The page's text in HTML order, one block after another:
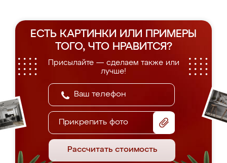
ЕСТЬ КАРТИНКИ ИЛИ ПРИМЕРЫ
ТОГО, ЧТО НРАВИТСЯ?
Присылайте — сделаем также или
лучше!
Прикрепить фото
Рассчитать стоимость